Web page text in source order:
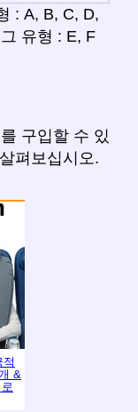
: A, B, C, D,
유형 : E, F
구입할 수 있
펴보십시오.
&